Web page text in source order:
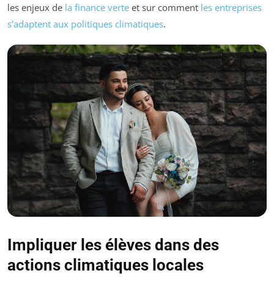
les enjeux de la finance verte et sur comment les entreprises
s’adaptent aux politiques climatiques.
Impliquer les élèves dans des
actions climatiques locales